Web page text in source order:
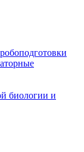
биологии и